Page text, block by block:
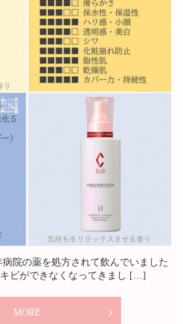
院の薬を処方されて飲んでいました
ビができなくなってきまし […]
MORE